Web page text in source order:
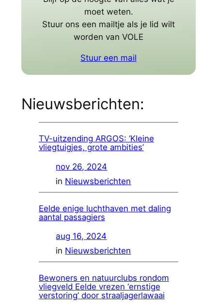
moet weten.
Stuur ons een mailtje als je lid wilt
worden van VOLE
Stuur een mail
Nieuwsberichten:
TV-uitzending ARGOS: ‘Kleine
vliegtuigjes, grote ambities’
nov 26, 2024
in Nieuwsberichten
Eelde enige luchthaven met daling
aantal passagiers
aug 16, 2024
in Nieuwsberichten
Bewoners en natuurclubs rondom
vliegveld Eelde vrezen ‘ernstige
verstoring’ door straaljagerlawaai